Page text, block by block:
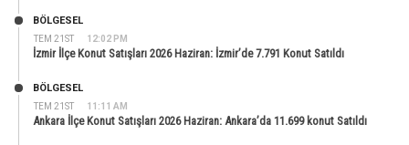
TEM 21ST 12:02 PM
BÖLGESEL
İzmir İlçe Konut Satışları 2026 Haziran: İzmir’de 7.791 Konut Satıldı
TEM 21ST 11:11 AM
BÖLGESEL
Ankara İlçe Konut Satışları 2026 Haziran: Ankara’da 11.699 konut Satıldı